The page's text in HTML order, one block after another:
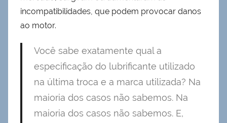
incompatibilidades, que podem provocar danos
ao motor.
Você sabe exatamente qual a
especificação do lubrificante utilizado
na última troca e a marca utilizada? Na
maioria dos casos não sabemos. Na
maioria dos casos não sabemos. E,